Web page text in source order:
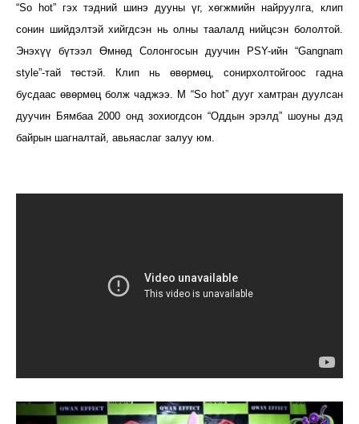
“So hot” гэх тэдний шинэ дууны үг, хөгжмийн найруулга, клип
сонин шийдэлтэй хийгдсэн нь олны таалалд нийцсэн бололтой.
Энэхүү бүтээл Өмнөд Солонгосын дуучин PSY-ийн “Gangnam
style”-тай төстэй. Клип нь өвөрмөц, сонирхолтойгоос гадна
бусдаас өвөрмөц болж чаджээ. М “So hot” дууг хамтран дуулсан
дуучин Бямбаа 2000 онд зохиогдсон “Оддын эрэлд” шоуны дэд
байрын шагналтай, авьяаслаг залуу юм.